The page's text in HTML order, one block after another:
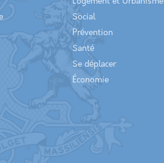
Social
Prévention
Santé
Se déplacer
Économie